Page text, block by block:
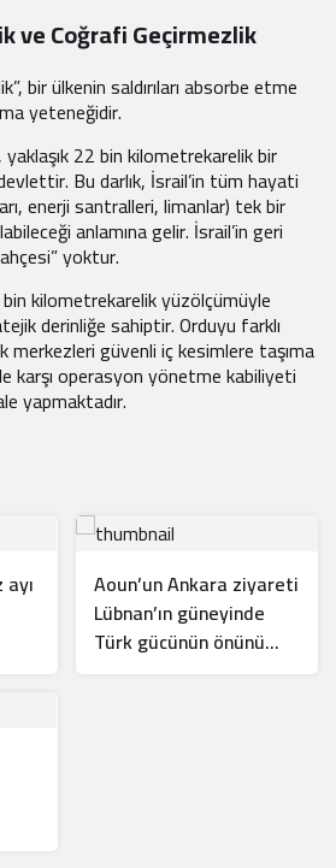
ve Coğrafi Geçirmezlik
bir ülkenin saldırıları absorbe etme
yeteneğidir.
yaklaşık 22 bin kilometrekarelik bir
Bu darlık, İsrail’in tüm hayati
enerji santralleri, limanlar) tek bir
anlamına gelir. İsrail’in geri
yoktur.
kilometrekarelik yüzölçümüyle
derinliğe sahiptir. Orduyu farklı
güvenli iç kesimlere taşıma
karşı operasyon yönetme kabiliyeti
yapmaktadır.
Aoun’un Ankara ziyareti
Lübnan’ın güneyinde
Türk gücünün önünü